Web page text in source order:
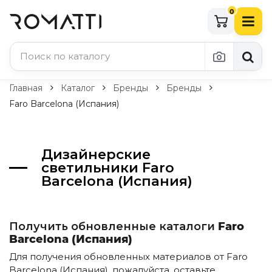
0
Каталог Romatti
Свет и освещение
Подвесные светильники
Люстры
Потолочные светильники
Торшеры
Технический свет
Уличное освещение
Комплектующие
Главная Каталог Бренды
Бренды
Faro Barcelona (Испания)
Дизайнерские
светильники Faro
Barcelona (Испания)
Получить обновленные каталоги Faro
Barcelona (Испания)
Для получения обновленных материалов от Faro